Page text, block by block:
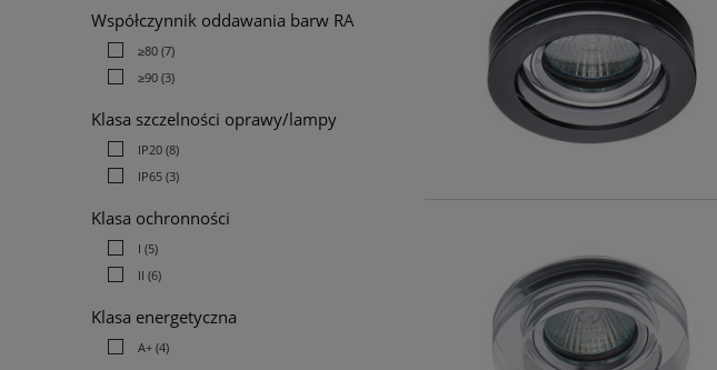
Współczynnik oddawania barw RA
≥80 (7)
≥90 (3)
Klasa szczelności oprawy/lampy
IP20 (8)
IP65 (3)
Klasa ochronności
I (5)
II (6)
Klasa energetyczna
A+ (4)